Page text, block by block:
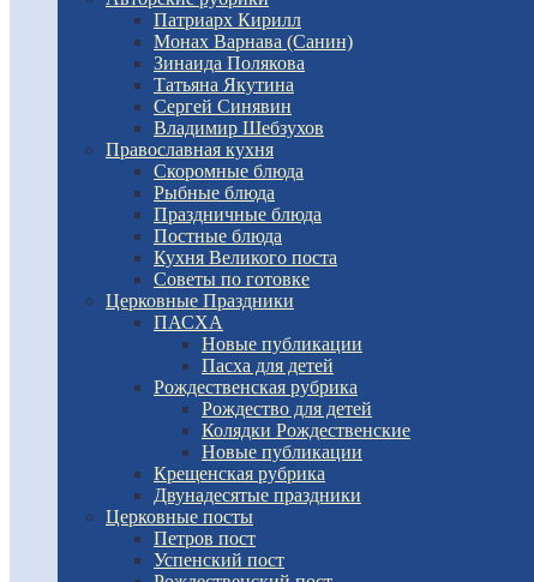
Патриарх Кирилл
Монах Варнава (Санин)
Зинаида Полякова
Татьяна Якутина
Сергей Синявин
Владимир Шебзухов
Православная кухня
Скоромные блюда
Рыбные блюда
Праздничные блюда
Постные блюда
Кухня Великого поста
Советы по готовке
Церковные Праздники
ПАСХА
Новые публикации
Пасха для детей
Рождественская рубрика
Рождество для детей
Колядки Рождественские
Новые публикации
Крещенская рубрика
Двунадесятые праздники
Церковные посты
Петров пост
Успенский пост